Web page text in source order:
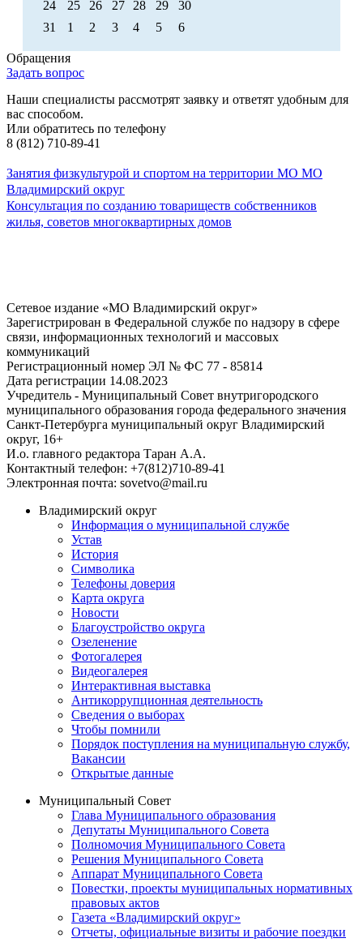
24 25 26 27 28 29
30
31
1 2 3 4 5 6
Обращения
Задать вопрос
Наши специалисты рассмотрят заявку и ответят удобным для
вас способом.
Или обратитесь по телефону
8 (812) 710-89-41
Занятия физкультурой и спортом на территории МО МО
Владимирский округ
Консультация по созданию товариществ собственников
жилья, советов многоквартирных домов
Сетевое издание «МО Владимирский округ»
Зарегистрирован в Федеральной службе по надзору в сфере
связи, информационных технологий и массовых
коммуникаций
Регистрационный номер ЭЛ № ФС 77 - 85814
Дата регистрации 14.08.2023
Учредитель - Муниципальный Совет внутригородского
муниципального образования города федерального значения
Санкт-Петербурга муниципальный округ Владимирский
округ, 16+
И.о. главного редактора Таран А.А.
Контактный телефон: +7(812)710-89-41
Электронная почта: sovetvo@mail.ru
Владимирский округ
Информация о муниципальной службе
Устав
История
Символика
Телефоны доверия
Карта округа
Новости
Благоустройство округа
Озеленение
Фотогалерея
Видеогалерея
Интерактивная выставка
Антикоррупционная деятельность
Сведения о выборах
Чтобы помнили
Порядок поступления на муниципальную службу,
Вакансии
Открытые данные
Муниципальный Совет
Глава Муниципального образования
Депутаты Муниципального Совета
Полномочия Муниципального Совета
Решения Муниципального Совета
Аппарат Муниципального Совета
Повестки, проекты муниципальных нормативных
правовых актов
Газета «Владимирский округ»
Отчеты, официальные визиты и рабочие поездки